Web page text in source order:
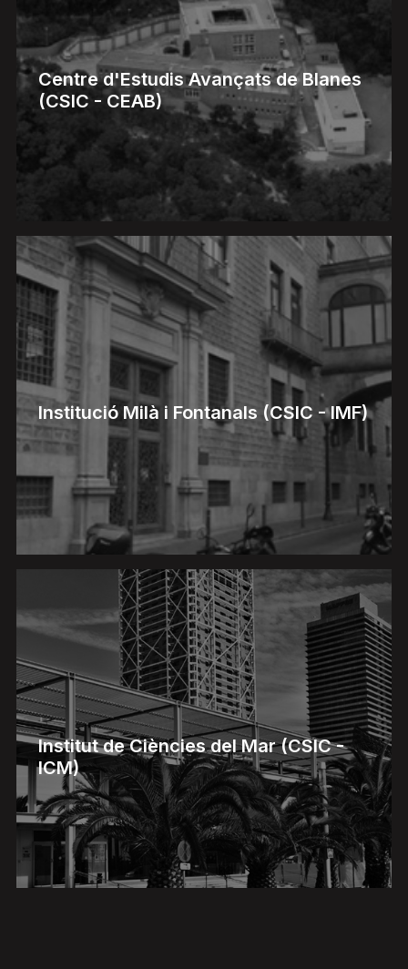
Centre d'Estudis Avançats de Blanes
(CSIC - CEAB)
Institució Milà i Fontanals (CSIC - IMF)
Institut de Ciències del Mar (CSIC -
ICM)